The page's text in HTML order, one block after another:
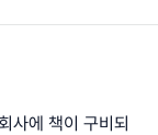
사에 책이 구비되